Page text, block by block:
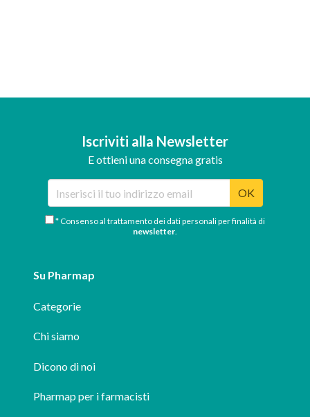
Iscriviti alla Newsletter
E ottieni una consegna gratis
OK
* Consenso al trattamento dei dati personali per finalità di
newsletter.
Su Pharmap
Categorie
Chi siamo
Dicono di noi
Pharmap per i farmacisti